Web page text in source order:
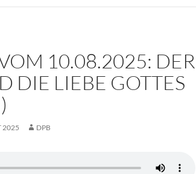
10.08.2025: DER
DIE LIEBE GOTTES
2025 DPB